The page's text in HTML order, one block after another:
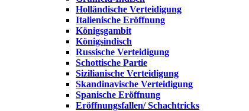
Holländische Verteidigung
Italienische Eröffnung
Königsgambit
Königsindisch
Russische Verteidigung
Schottische Partie
Sizilianische Verteidigung
Skandinavische Verteidigung
Spanische Eröffnung
Eröffnungsfallen/ Schachtricks